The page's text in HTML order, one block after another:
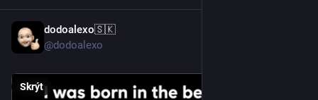
dodoalexo🇸🇰
@dodoalexo
Skrýt